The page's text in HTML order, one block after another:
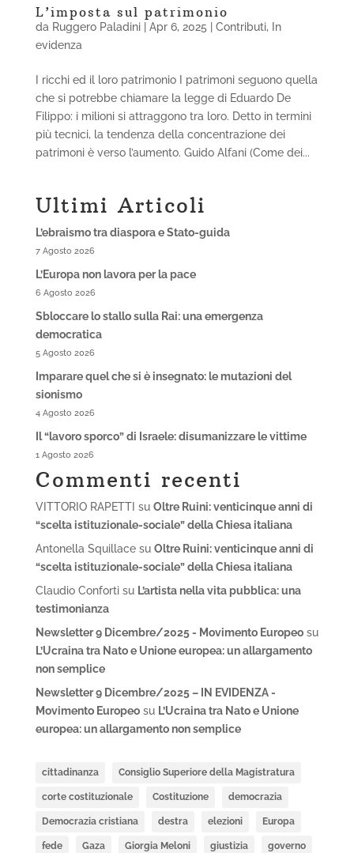
L’imposta sul patrimonio
da Ruggero Paladini| Apr 6, 2025 Contributi,
In
evidenza
I ricchi ed il loro patrimonio I patrimoni seguono quella
che si potrebbe chiamare la legge di Eduardo De
Filippo: i milioni si attraggono tra loro. Detto in termini
più tecnici, la tendenza della concentrazione dei
patrimoni è verso l’aumento. Guido Alfani (Come dei...
Ultimi Articoli
L’ebraismo tra diaspora e Stato-guida
7 Agosto 2026
L’Europa non lavora per la pace
6 Agosto 2026
Sbloccare lo stallo sulla Rai: una emergenza
democratica
5 Agosto 2026
Imparare quel che si è insegnato: le mutazioni del
sionismo
4 Agosto 2026
Il “lavoro sporco” di Israele: disumanizzare le vittime
1 Agosto 2026
Commenti recenti
VITTORIO RAPETTI su Oltre Ruini: venticinque anni di
“scelta istituzionale-sociale” della Chiesa italiana
Antonella Squillacesu Oltre Ruini: venticinque anni di
“scelta istituzionale-sociale” della Chiesa italiana
Claudio Confortisu L’artista nella vita pubblica: una
testimonianza
Newsletter 9 Dicembre/2025 - Movimento Europeosu
L’Ucraina tra Nato e Unione europea: un allargamento
non semplice
Newsletter 9 Dicembre/2025 – IN EVIDENZA -
Movimento Europeosu L’Ucraina tra Nato e Unione
europea: un allargamento non semplice
cittadinanza Consiglio Superiore della Magistratura
corte costituzionale Costituzione democrazia
Democrazia cristiana destra elezioni Europa
fede Gaza Giorgia Meloni giustizia governo